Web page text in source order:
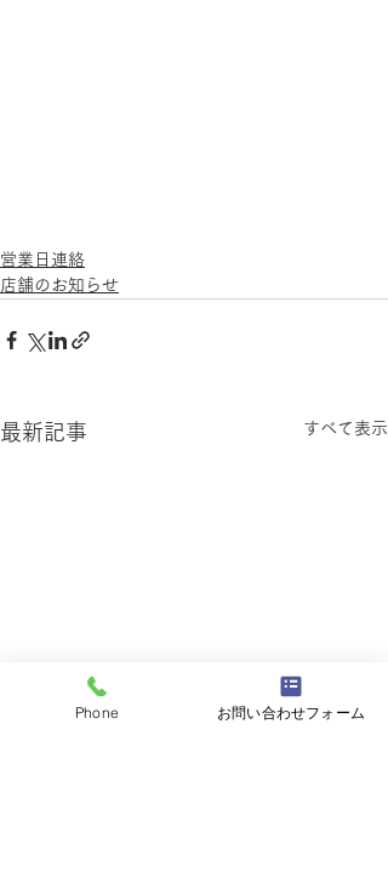
営業日連絡
店舗のお知らせ
最新記事 すべて表示
Phone お問い合わせフォーム